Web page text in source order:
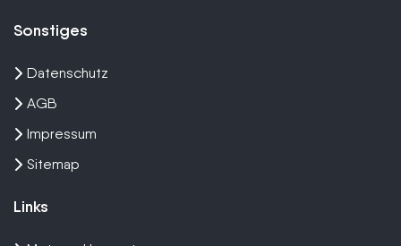
Sonstiges
Datenschutz
AGB
Impressum
Sitemap
Links